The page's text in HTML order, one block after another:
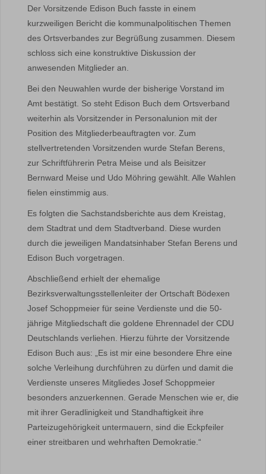
Der Vorsitzende Edison Buch fasste in einem
kurzweiligen Bericht die kommunalpolitischen Themen
des Ortsverbandes zur Begrüßung zusammen. Diesem
schloss sich eine konstruktive Diskussion der
anwesenden Mitglieder an.
Bei den Neuwahlen wurde der bisherige Vorstand im
Amt bestätigt. So steht Edison Buch dem Ortsverband
weiterhin als Vorsitzender in Personalunion mit der
Position des Mitgliederbeauftragten vor. Zum
stellvertretenden Vorsitzenden wurde Stefan Berens,
zur Schriftführerin Petra Meise und als Beisitzer
Bernward Meise und Udo Möhring gewählt. Alle Wahlen
fielen einstimmig aus.
Es folgten die Sachstandsberichte aus dem Kreistag,
dem Stadtrat und dem Stadtverband. Diese wurden
durch die jeweiligen Mandatsinhaber Stefan Berens und
Edison Buch vorgetragen.
Abschließend erhielt der ehemalige
Bezirksverwaltungsstellenleiter der Ortschaft Bödexen
Josef Schoppmeier für seine Verdienste und die 50-
jährige Mitgliedschaft die goldene Ehrennadel der CDU
Deutschlands verliehen. Hierzu führte der Vorsitzende
Edison Buch aus: „Es ist mir eine besondere Ehre eine
solche Verleihung durchführen zu dürfen und damit die
Verdienste unseres Mitgliedes Josef Schoppmeier
besonders anzuerkennen. Gerade Menschen wie er, die
mit ihrer Geradlinigkeit und Standhaftigkeit ihre
Parteizugehörigkeit untermauern, sind die Eckpfeiler
einer streitbaren und wehrhaften Demokratie.“